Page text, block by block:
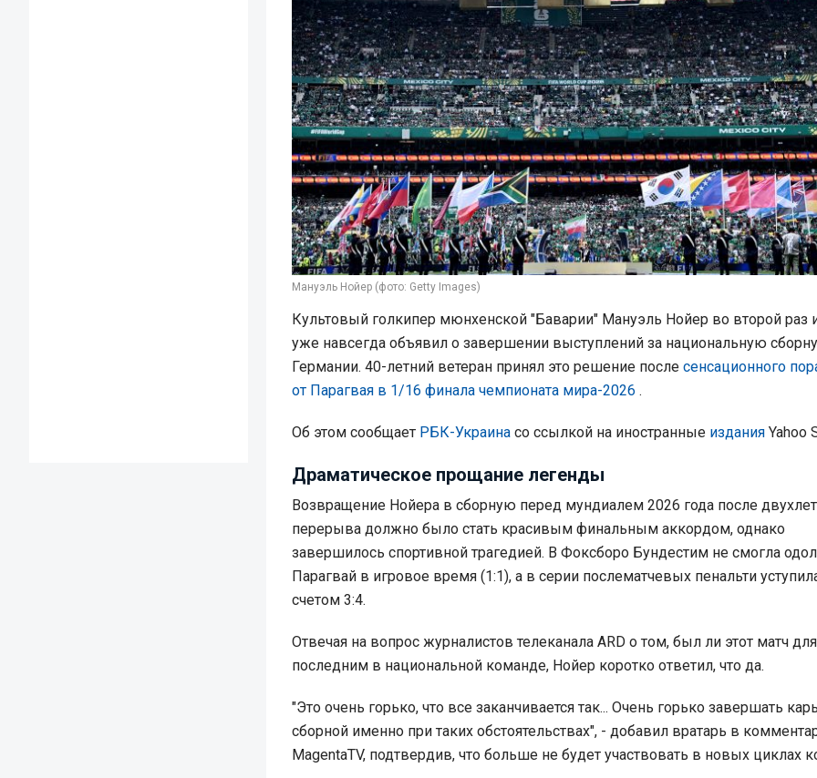
Мануэль Нойер (фото: Getty Images)
Культовый голкипер мюнхенской "Баварии" Мануэль Нойер во второй раз
уже навсегда объявил о завершении выступлений за национальную
Германии. 40-летний ветеран принял это решение после сенсационного
от Парагвая в 1/16 финала чемпионата мира-2026 .
Об этом сообщает РБК-Украина со ссылкой на иностранные издания Yahoo
Драматическое прощание легенды
Возвращение Нойера в сборную перед мундиалем 2026 года после
перерыва должно было стать красивым финальным аккордом, однако
завершилось спортивной трагедией. В Фоксборо Бундестим не смогла
Парагвай в игровое время (1:1), а в серии послематчевых пенальти
счетом 3:4.
Отвечая на вопрос журналистов телеканала ARD о том, был ли этот матч
последним в национальной команде, Нойер коротко ответил, что да.
"Это очень горько, что все заканчивается так... Очень горько завершать
сборной именно при таких обстоятельствах", - добавил вратарь в
MagentaTV, подтвердив, что больше не будет участвовать в новых циклах